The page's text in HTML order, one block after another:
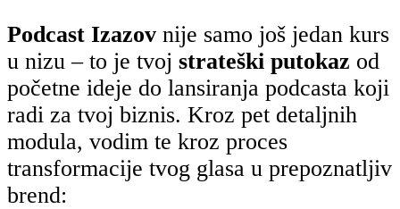
Podcast Izazov nije samo još jedan kurs
u nizu – to je tvoj strateški putokaz od
početne ideje do lansiranja podcasta koji
radi za tvoj biznis. Kroz pet detaljnih
modula, vodim te kroz proces
transformacije tvog glasa u prepoznatljiv
brend: